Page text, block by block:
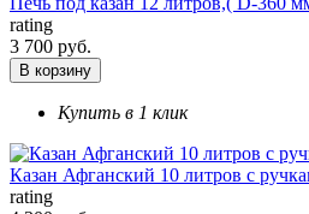
rating
3 700 руб.
В корзину
Купить в 1 клик
Казан Афганский 10 литров с
rating